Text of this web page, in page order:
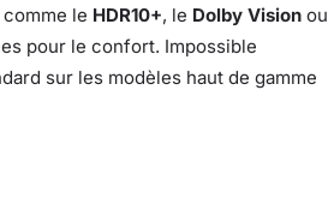
le HDR10+, le Dolby Vision ou
pour le confort. Impossible
sur les modèles haut de gamme